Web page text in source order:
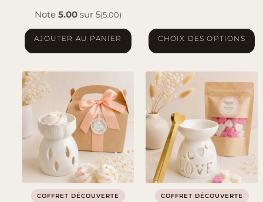
Note 5.00sur 5(5.00)
AJOUTER AU PANIER CHOIX DES OPTIONS
Ce
plusieurs
variations.
options
peuvent
être
choisies
sur
COFFRET DÉCOUVERTE COFFRET DÉCOUVERTE